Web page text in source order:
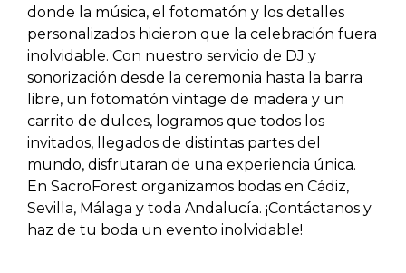
donde la música, el fotomatón y los detalles
personalizados hicieron que la celebración fuera
inolvidable. Con nuestro servicio de DJ y
sonorización desde la ceremonia hasta la barra
libre, un fotomatón vintage de madera y un
carrito de dulces, logramos que todos los
invitados, llegados de distintas partes del
mundo, disfrutaran de una experiencia única.
En SacroForest organizamos bodas en Cádiz,
Sevilla, Málaga y toda Andalucía. ¡Contáctanos y
haz de tu boda un evento inolvidable!